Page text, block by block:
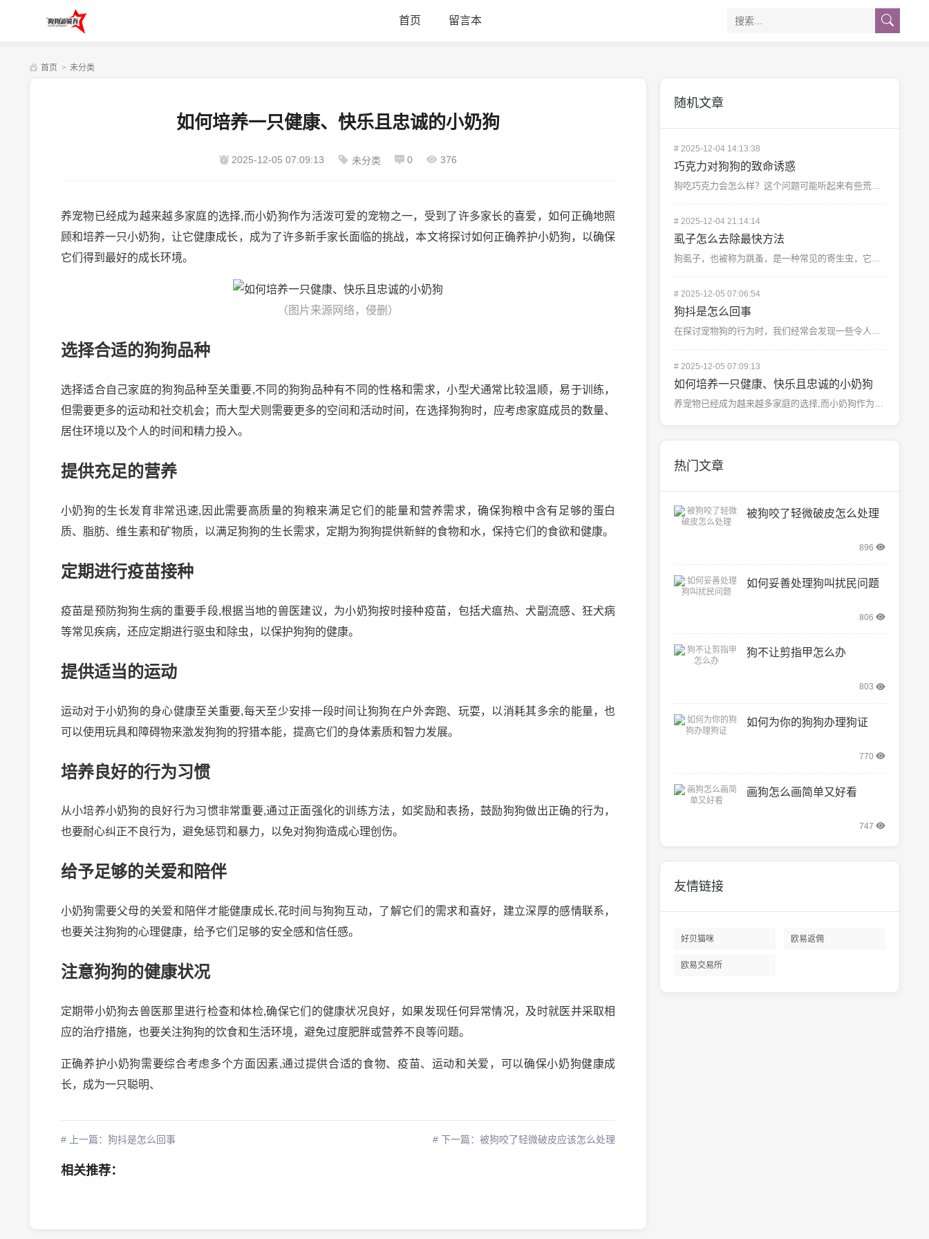
首页 留言本
首页 > 未分类
如何培养一只健康、快乐且忠诚的小奶狗
2025-12-05 07:09:13 未分类 0 376
养宠物已经成为越来越多家庭的选择,而小奶狗作为活泼可爱的宠物之一，受到了许多家长的喜爱，如何正确地照
顾和培养一只小奶狗，让它健康成长，成为了许多新手家长面临的挑战，本文将探讨如何正确养护小奶狗，以确保
它们得到最好的成长环境。
（图片来源网络，侵删）
选择合适的狗狗品种
选择适合自己家庭的狗狗品种至关重要,不同的狗狗品种有不同的性格和需求，小型犬通常比较温顺，易于训练，
但需要更多的运动和社交机会；而大型犬则需要更多的空间和活动时间，在选择狗狗时，应考虑家庭成员的数量、
居住环境以及个人的时间和精力投入。
提供充足的营养
小奶狗的生长发育非常迅速,因此需要高质量的狗粮来满足它们的能量和营养需求，确保狗粮中含有足够的蛋白
质、脂肪、维生素和矿物质，以满足狗狗的生长需求，定期为狗狗提供新鲜的食物和水，保持它们的食欲和健康。
定期进行疫苗接种
疫苗是预防狗狗生病的重要手段,根据当地的兽医建议，为小奶狗按时接种疫苗，包括犬瘟热、犬副流感、狂犬病
等常见疾病，还应定期进行驱虫和除虫，以保护狗狗的健康。
提供适当的运动
运动对于小奶狗的身心健康至关重要,每天至少安排一段时间让狗狗在户外奔跑、玩耍，以消耗其多余的能量，也
可以使用玩具和障碍物来激发狗狗的狩猎本能，提高它们的身体素质和智力发展。
培养良好的行为习惯
从小培养小奶狗的良好行为习惯非常重要,通过正面强化的训练方法，如奖励和表扬，鼓励狗狗做出正确的行为，
也要耐心纠正不良行为，避免惩罚和暴力，以免对狗狗造成心理创伤。
给予足够的关爱和陪伴
小奶狗需要父母的关爱和陪伴才能健康成长,花时间与狗狗互动，了解它们的需求和喜好，建立深厚的感情联系，
也要关注狗狗的心理健康，给予它们足够的安全感和信任感。
注意狗狗的健康状况
定期带小奶狗去兽医那里进行检查和体检,确保它们的健康状况良好，如果发现任何异常情况，及时就医并采取相
应的治疗措施，也要关注狗狗的饮食和生活环境，避免过度肥胖或营养不良等问题。
正确养护小奶狗需要综合考虑多个方面因素,通过提供合适的食物、疫苗、运动和关爱，可以确保小奶狗健康成
长，成为一只聪明、
# 上一篇：狗抖是怎么回事 # 下一篇：被狗咬了轻微破皮应该怎么处理
相关推荐：
随机文章
#2025-12-04 14:13:38
巧克力对狗狗的致命诱惑
狗吃巧克力会怎么样？这个问题可能听起来有些荒谬，但事实确实如此，巧克力对狗狗来说是有毒的，即使是少量...
#2025-12-04 21:14:14
虱子怎么去除最快方法
狗虱子，也被称为跳蚤，是一种常见的寄生虫，它们寄生在狗的毛发中，给宠物和主人带来痛苦,以下是一些快速...
#2025-12-05 07:06:54
狗抖是怎么回事
在探讨宠物狗的行为时，我们经常会发现一些令人困惑的现象。“狗抖”这一行为可能让许多主人感到困惑和不安...
#2025-12-05 07:09:13
如何培养一只健康、快乐且忠诚的小奶狗
养宠物已经成为越来越多家庭的选择,而小奶狗作为活泼可爱的宠物之一，受到了许多家长的喜爱，如何正确地照...
热门文章
被狗咬了轻微破皮怎么处理
896
如何妥善处理狗叫扰民问题
806
狗不让剪指甲怎么办
803
如何为你的狗狗办理狗证
770
画狗怎么画简单又好看
747
友情链接
好贝猫咪 欧易返佣
欧易交易所